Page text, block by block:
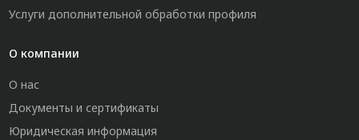
Услуги дополнительной обработки профиля
О компании
О нас
Документы и сертификаты
Юридическая информация